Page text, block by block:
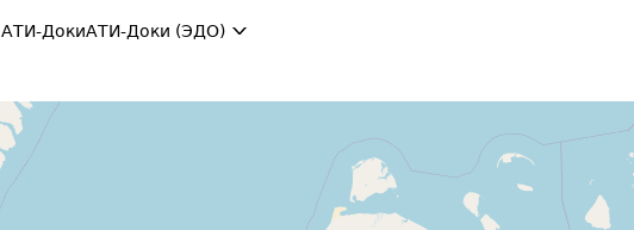
АТИ-ДокиАТИ-Доки (ЭДО)